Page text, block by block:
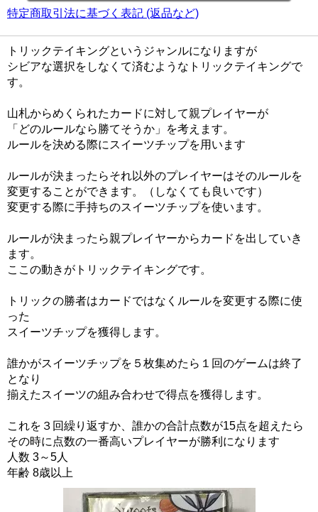
特定商取引法に基づく表記 (返品など)
トリックテイキングというジャンルになりますが
シビアな選択をしなくて済むようなトリックテイキングで
す。
山札からめくられたカードに対して親プレイヤーが
「どのルールなら勝てそうか」を考えます。
ルールを決める際にスイーツチップを用います
ルールが決まったらそれ以外のプレイヤーはそのルールを
変更することができます。（しなくても良いです）
変更する際に手持ちのスイーツチップを使います。
ルールが決まったら親プレイヤーからカードを出していき
ます。
ここの動きがトリックテイキングです。
トリックの勝者はカードではなくルールを変更する際に使
った
スイーツチップを獲得します。
誰かがスイーツチップを５枚集めたら１回のゲームは終了
となり
揃えたスイーツの組み合わせで得点を獲得します。
これを３回繰り返すか、誰かの合計点数が15点を超えたら
その時に点数の一番高いプレイヤーが勝利になります
人数 3～5人
年齢 8歳以上